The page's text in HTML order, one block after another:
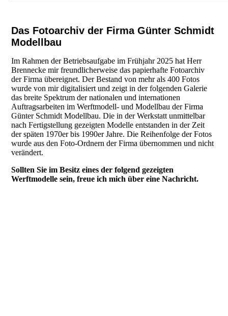
Das Fotoarchiv der Firma Günter Schmidt
Modellbau
Im Rahmen der Betriebsaufgabe im Frühjahr 2025 hat Herr
Brennecke mir freundlicherweise das papierhafte Fotoarchiv
der Firma übereignet. Der Bestand von mehr als 400 Fotos
wurde von mir digitalisiert und zeigt in der folgenden Galerie
das breite Spektrum der nationalen und internationen
Auftragsarbeiten im Werftmodell- und Modellbau der Firma
Günter Schmidt Modellbau. Die in der Werkstatt unmittelbar
nach Fertigstellung gezeigten Modelle entstanden in der Zeit
der späten 1970er bis 1990er Jahre. Die Reihenfolge der Fotos
wurde aus den Foto-Ordnern der Firma übernommen und nicht
verändert.
Sollten Sie im Besitz eines der folgend gezeigten
Werftmodelle sein, freue ich mich über eine Nachricht.